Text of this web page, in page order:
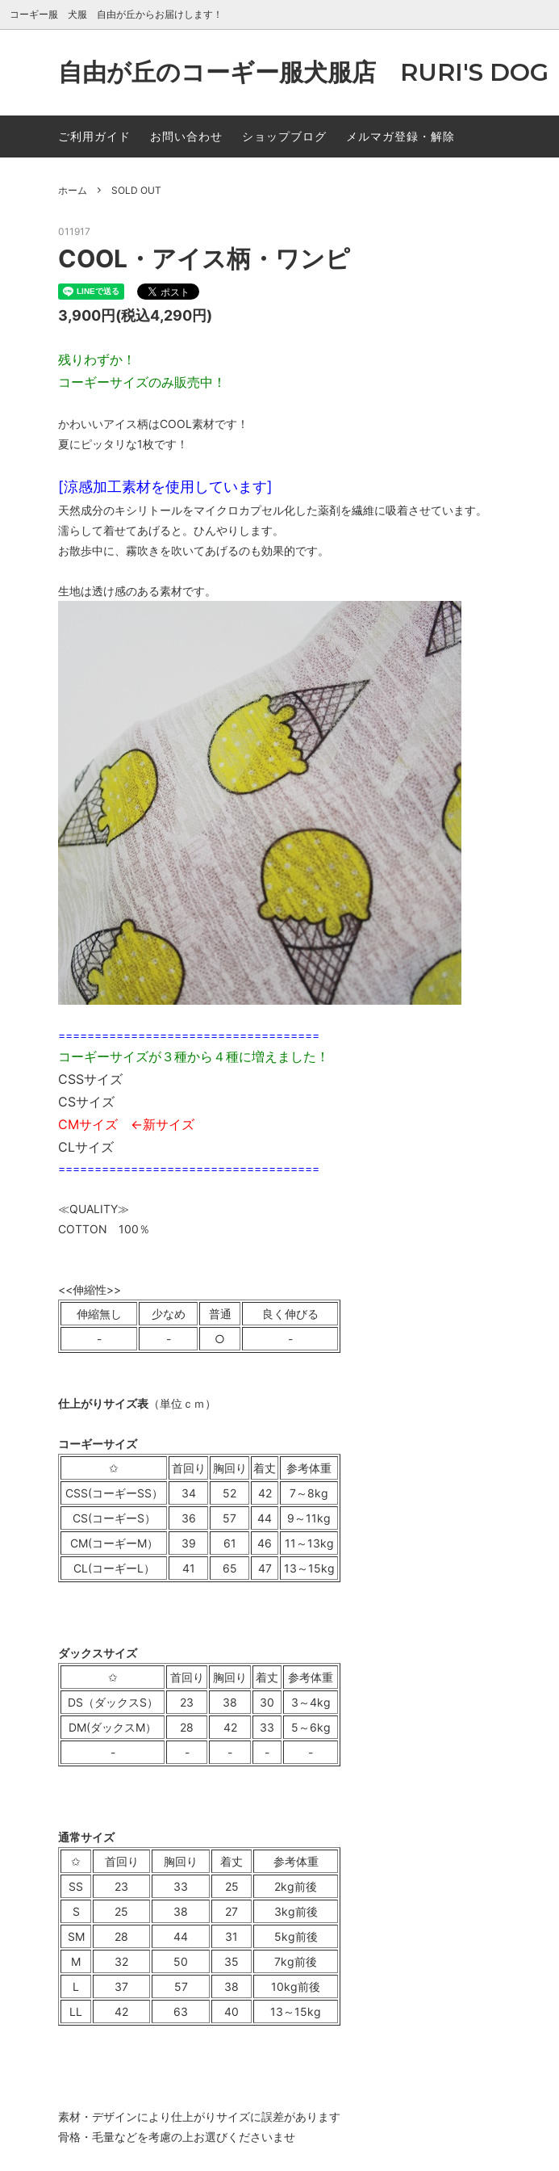
コーギー服 犬服 自由が丘からお届けします！
自由が丘のコーギー服犬服店 RURI'S DOG
冬素材（トレーナー素材・フリース素
パジャマ風つなぎ
SOLD OUT
ご利用ガイド
お問い合わせ ショップブログ メルマガ登録・解除
ホーム SOLD OUT
011917
COOL・アイス柄・ワンピ
3,900円(税込4,290円)
残りわずか！
コーギーサイズのみ販売中！
かわいいアイス柄はCOOL素材です！
夏にピッタリな1枚です！
[涼感加工素材を使用しています]
天然成分のキシリトールをマイクロカプセル化した薬剤を繊維に吸着させています。
濡らして着せてあげると。ひんやりします。
お散歩中に、霧吹きを吹いてあげるのも効果的です。
生地は透け感のある素材です。
====================================
コーギーサイズが３種から４種に増えました！
CSSサイズ
CSサイズ
CMサイズ ←新サイズ
CLサイズ
====================================
≪QUALITY≫
COTTON 100％
<<伸縮性>>
伸縮無し
少なめ 普通
良く伸びる
-
- ○ -
仕上がりサイズ表 （単位ｃｍ）
コーギーサイズ
✩
首回り 胸回り 着丈
参考体重
CSS(コーギーSS）
34 52 42
7～8kg
CS(コーギーS）
36 57 44
9～11kg
CM(コーギーM）
39 61 46
11～13kg
CL(コーギーL）
41 65 47 13～15kg
ダックスサイズ
✩
首回り 胸回り 着丈
参考体重
DS（ダックスS）
23 38 30
3～4kg
DM(ダックスM）
28 42 33
5～6kg
-
- - - -
通常サイズ
✩
首回り 胸回り 着丈
参考体重
SS
23 33 25
2kg前後
S
25 38 27
3kg前後
SM
28 44 31
5kg前後
M
32 50 35
7kg前後
L
37 57 38
10kg前後
LL
42 63 40 13～15kg
素材・デザインにより仕上がりサイズに誤差があります
骨格・毛量などを考慮の上お選びくださいませ